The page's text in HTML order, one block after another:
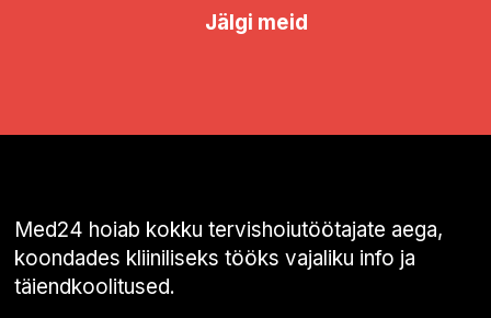
Jälgi meid
Med24 hoiab kokku tervishoiutöötajate aega,
koondades kliiniliseks tööks vajaliku info ja
täiendkoolitused.